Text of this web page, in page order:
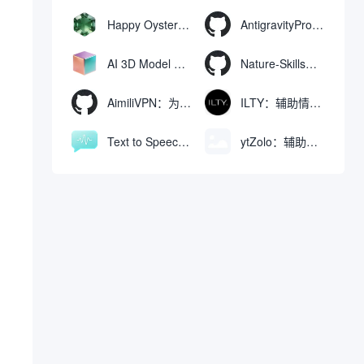
Happy Oyster AI：生成可交互式3D虚拟世界与视频的大模型 AntigravityProxyLauncher：免TUN全局代理使用Antigravity IDE
AI 3D Model Generator：通过文本和图像快速生成3D模型的在线工具 Nature-Skills：辅助撰写学术论文和绘制科研图表的智能体插件
AimiliVPN：为Linux提供纯净出站家庭IP的VPN代理网关 ILTY：辅助情绪疏导与提供行动建议的AI陪伴工具
Text to Speech AI：支持多说话人与情感控制的文字转语音工具 ytZolo：辅助创建和优化YouTube视频内容的生成工具